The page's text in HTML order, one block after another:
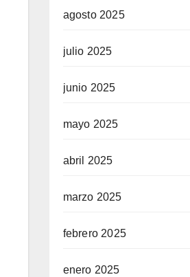
agosto 2025
julio 2025
junio 2025
mayo 2025
abril 2025
marzo 2025
febrero 2025
enero 2025